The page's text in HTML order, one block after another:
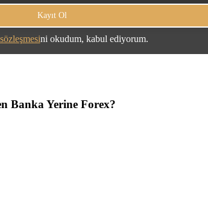
ni okudum, kabul ediyorum.
Banka Yerine Forex?